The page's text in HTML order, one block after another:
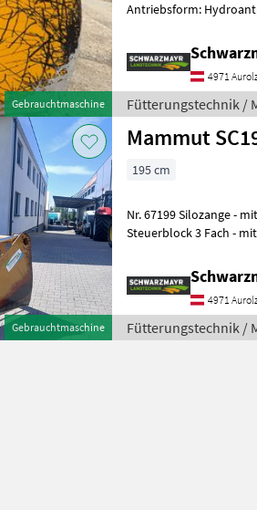
Gebrauchtmaschine
Antriebsform:
4971
Fütterungstechnik /
Gebrauchtmaschine
Mammut
195 cm
Nr. 67199 Silozange - mit Hubgerüst (ca. 1, 2m Hubhöhe) - mit
Steuerblock 3 Fach -
4971
Fütterungstechnik /